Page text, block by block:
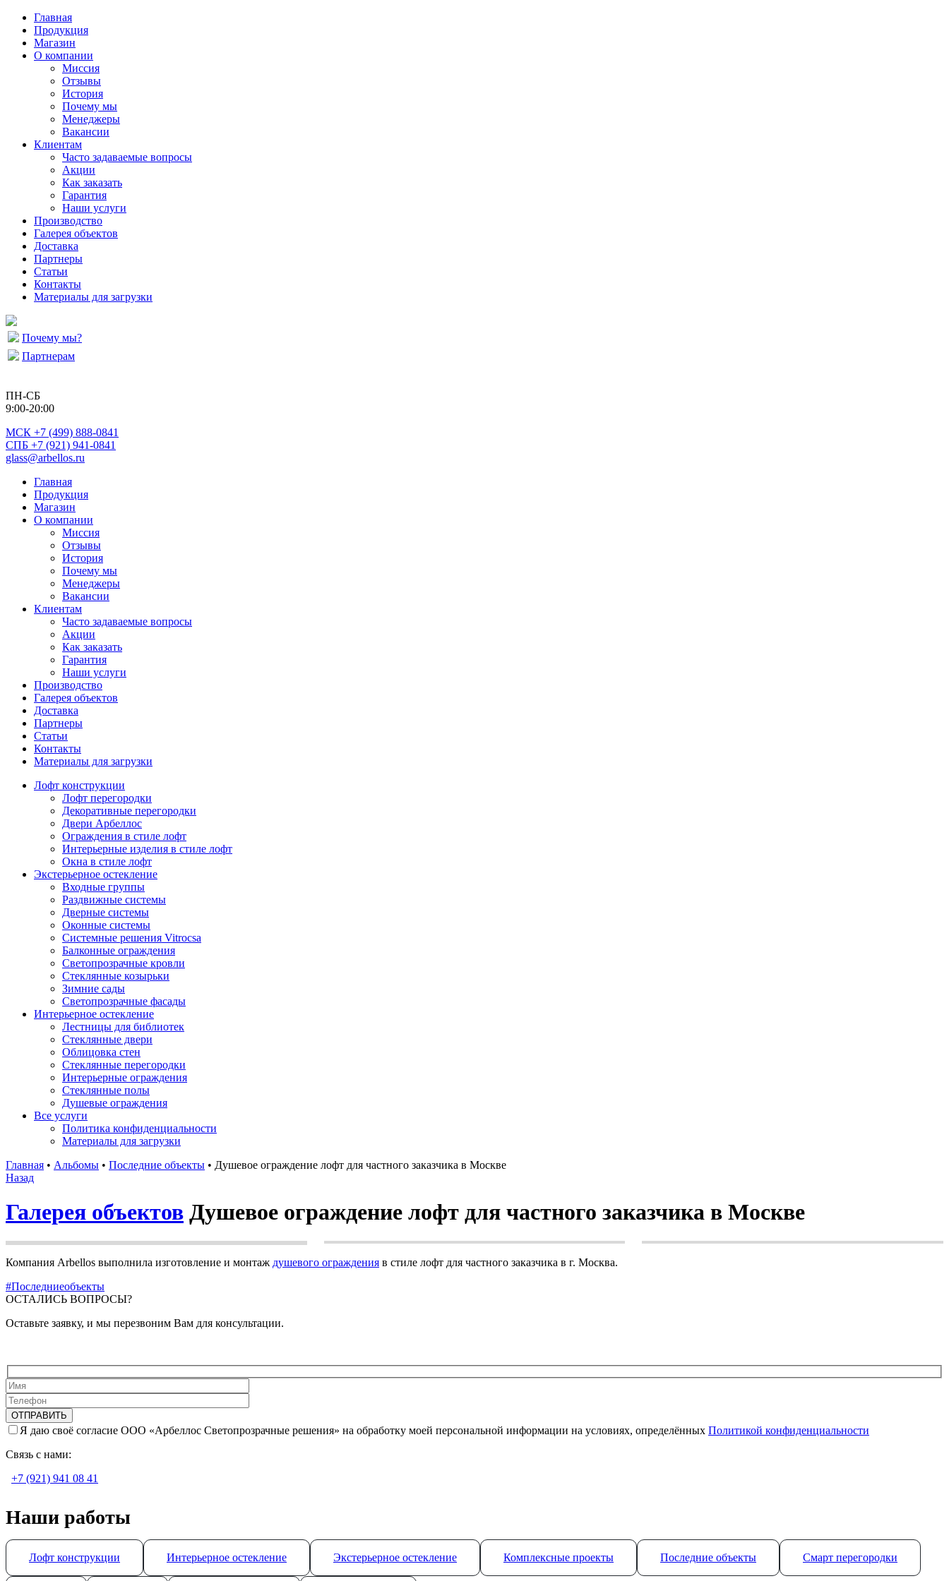
Главная
Продукция
Магазин
О компании
Миссия
Отзывы
История
Почему мы
Менеджеры
Вакансии
Клиентам
Часто задаваемые вопросы
Акции
Как заказать
Гарантия
Наши услуги
Производство
Галерея объектов
Доставка
Партнеры
Статьи
Контакты
Материалы для загрузки
Почему мы?
Партнерам
ПН-СБ
9:00-20:00
МСК +7 (499) 888-0841
СПБ +7 (921) 941-0841
glass@arbellos.ru
Главная
Продукция
Магазин
О компании
Миссия
Отзывы
История
Почему мы
Менеджеры
Вакансии
Клиентам
Часто задаваемые вопросы
Акции
Как заказать
Гарантия
Наши услуги
Производство
Галерея объектов
Доставка
Партнеры
Статьи
Контакты
Материалы для загрузки
Лофт конструкции
Лофт перегородки
Декоративные перегородки
Двери Арбеллос
Ограждения в стиле лофт
Интерьерные изделия в стиле лофт
Окна в стиле лофт
Экстерьерное остекление
Входные группы
Раздвижные системы
Дверные системы
Оконные системы
Системные решения Vitrocsa
Балконные ограждения
Светопрозрачные кровли
Стеклянные козырьки
Зимние сады
Светопрозрачные фасады
Интерьерное остекление
Лестницы для библиотек
Стеклянные двери
Облицовка стен
Стеклянные перегородки
Интерьерные ограждения
Стеклянные полы
Душевые ограждения
Все услуги
Политика конфиденциальности
Материалы для загрузки
Главная • Альбомы • Последние объекты • Душевое ограждение лофт для частного заказчика в Москве
Назад
Галерея объектов Душевое ограждение лофт для частного заказчика в Москве
Компания Arbellos выполнила изготовление и монтаж душевого ограждения в стиле лофт для частного заказчика в г. Москва.
#Последниеобъекты
ОСТАЛИСЬ ВОПРОСЫ?
Оставьте заявку, и мы перезвоним Вам для консультации.
Я даю своё согласие ООО «Арбеллос Светопрозрачные решения» на обработку моей персональной информации на условиях, определённых Политикой конфиденциальности
Связь с нами:
+7 (921) 941 08 41
Наши работы
Лофт конструкции Интерьерное остекление Экстерьерное остекление Комплексные проекты Последние объекты Смарт перегородки